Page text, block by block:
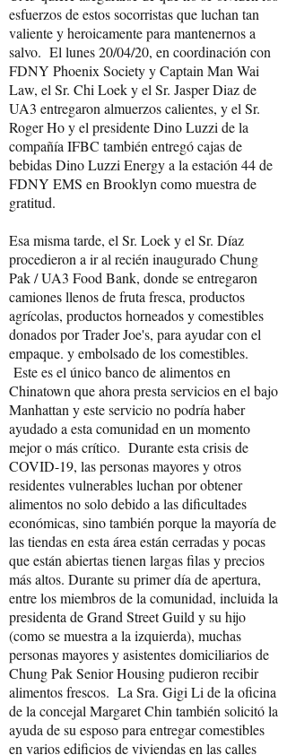
esfuerzos de estos socorristas que luchan tan
valiente y heroicamente para mantenernos a
salvo. El lunes 20/04/20, en coordinación con
FDNY Phoenix Society y Captain Man Wai
Law, el Sr. Chi Loek y el Sr. Jasper Diaz de
UA3 entregaron almuerzos calientes, y el Sr.
Roger Ho y el presidente Dino Luzzi de la
compañía IFBC también entregó cajas de
bebidas Dino Luzzi Energy a la estación 44 de
FDNY EMS en Brooklyn como muestra de
gratitud.
Esa misma tarde, el Sr. Loek y el Sr. Díaz
procedieron a ir al recién inaugurado Chung
Pak / UA3 Food Bank, donde se entregaron
camiones llenos de fruta fresca, productos
agrícolas, productos horneados y comestibles
donados por Trader Joe's, para ayudar con el
empaque. y embolsado de los comestibles.
Este es el único banco de alimentos en
Chinatown que ahora presta servicios en el bajo
Manhattan y este servicio no podría haber
ayudado a esta comunidad en un momento
mejor o más crítico. Durante esta crisis de
COVID-19, las personas mayores y otros
residentes vulnerables luchan por obtener
alimentos no solo debido a las dificultades
económicas, sino también porque la mayoría de
las tiendas en esta área están cerradas y pocas
que están abiertas tienen largas filas y precios
más altos. Durante su primer día de apertura,
entre los miembros de la comunidad, incluida la
presidenta de Grand Street Guild y su hijo
(como se muestra a la izquierda), muchas
personas mayores y asistentes domiciliarios de
Chung Pak Senior Housing pudieron recibir
alimentos frescos. La Sra. Gigi Li de la oficina
de la concejal Margaret Chin también solicitó la
ayuda de su esposo para entregar comestibles
en varios edificios de viviendas en las calles